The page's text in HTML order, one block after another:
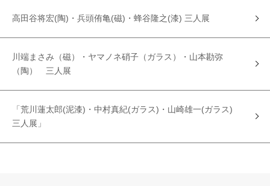
高田谷将宏(陶)・兵頭侑亀(磁)・蜂谷隆之(漆) 三人展
川端まさみ（磁）・ヤマノネ硝子（ガラス）・山本勘弥
（陶） 三人展
「荒川蓮太郎(泥漆)・中村真紀(ガラス)・山崎雄一(ガラス)
三人展」